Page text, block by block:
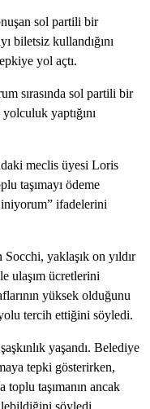
sol partili bir
biletsiz kullandığını
yol açtı.
sırasında sol partili bir
yaptığını
meclis üyesi Loris
taşımayı ödeme
ifadelerini
Socchi, yaklaşık on yıldır
ulaşım ücretlerini
yüksek olduğunu
tercih ettiğini söyledi.
yaşandı. Belediye
tepki gösterirken,
taşımanın ancak
söyledi.